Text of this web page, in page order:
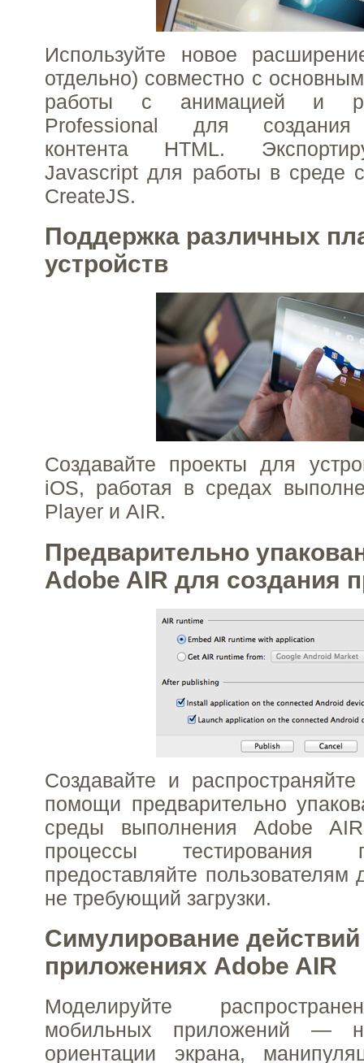
Используйте новое
отдельно) совместно с
работы с анимацией и
Professional для создания
контента HTML.
Javascript для работы в среде
CreateJS.
Поддержка различных
устройств
Создавайте проекты для
iOS, работая в средах
Player и AIR.
Предварительно
Adobe AIR для создания
Создавайте и
помощи предварительно
среды выполнения Adobe
процессы тестирования
предоставляйте пользователям
не требующий загрузки.
Симулирование
приложениях Adobe AIR
Моделируйте
мобильных приложений —
ориентации экрана,